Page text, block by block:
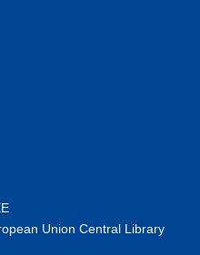
Union Central Library